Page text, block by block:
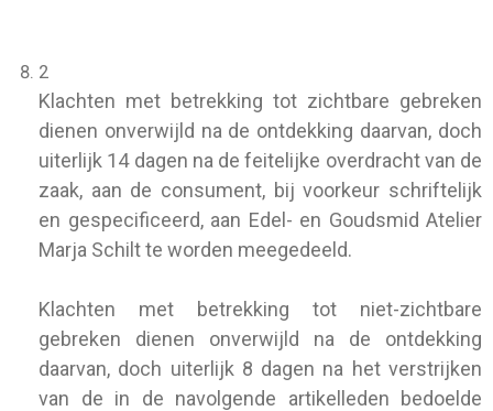
2
Klachten met betrekking tot zichtbare gebreken
dienen onverwijld na de ontdekking daarvan, doch
uiterlijk 14 dagen na de feitelijke overdracht van de
zaak, aan de consument, bij voorkeur schriftelijk
en gespecificeerd, aan Edel- en Goudsmid Atelier
Marja Schilt te worden meegedeeld.
Klachten met betrekking tot niet-zichtbare
gebreken dienen onverwijld na de ontdekking
daarvan, doch uiterlijk 8 dagen na het verstrijken
van de in de navolgende artikelleden bedoelde